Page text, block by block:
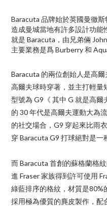
Baracuta 品牌始於英國曼徹
造成曼城當地有許多設計功能
就是 Baracuta ，由兄弟倆 John
主要業務是爲 Burberry和
Baracuta 的兩位創始人是高
高爾夫球時穿著，並主打輕量
型號為 G9 《 其中 G 就是高爾
的 30年代是高爾夫運動大為
的社交場合， G9 穿起來比雨
穿Baracuta G9 打球絕對是一
而Baracuta 首創的蘇格蘭格
進 Fraser家族得到許可使用
綠藍排序的格紋，材質是80%
採用極為優質的麂皮製作，配